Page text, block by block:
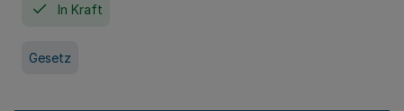
In Kraft
Gesetz